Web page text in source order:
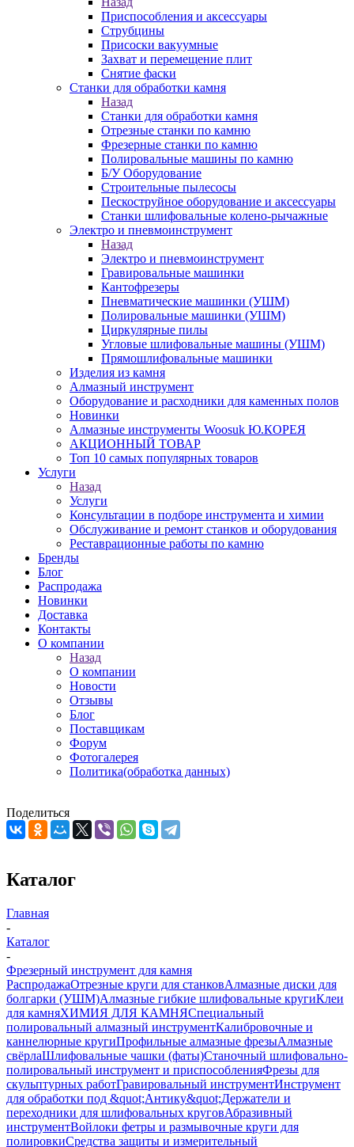
Приспособления и аксессуары
Струбцины
Присоски вакуумные
Захват и перемещение плит
Снятие фаски
Станки для обработки камня
Назад
Станки для обработки камня
Отрезные станки по камню
Фрезерные станки по камню
Полировальные машины по камню
Б/У Оборудование
Строительные пылесосы
Пескоструйное оборудование и аксессуары
Станки шлифовальные колено-рычажные
Электро и пневмоинструмент
Назад
Электро и пневмоинструмент
Гравировальные машинки
Кантофрезеры
Пневматические машинки (УШМ)
Полировальные машинки (УШМ)
Циркулярные пилы
Угловые шлифовальные машины (УШМ)
Прямошлифовальные машинки
Изделия из камня
Алмазный инструмент
Оборудование и расходники для каменных полов
Новинки
Алмазные инструменты Woosuk Ю.КОРЕЯ
АКЦИОННЫЙ ТОВАР
Топ 10 самых популярных товаров
Услуги
Назад
Услуги
Консультации в подборе инструмента и химии
Обслуживание и ремонт станков и оборудования
Реставрационные работы по камню
Бренды
Блог
Распродажа
Новинки
Доставка
Контакты
О компании
Назад
О компании
Новости
Отзывы
Блог
Поставщикам
Форум
Фотогалерея
Политика(обработка данных)
Поделиться
Каталог
Главная
-
Каталог
-
Фрезерный инструмент для камня
РаспродажаОтрезные круги для станковАлмазные диски для
болгарки (УШМ)Алмазные гибкие шлифовальные кругиКлеи
для камняХИМИЯ ДЛЯ КАМНЯСпециальный
полировальный алмазный инструментКалибровочные и
каннелюрные кругиПрофильные алмазные фрезыАлмазные
свёрлаШлифовальные чашки (фаты)Станочный шлифовально-
полировальный инструмент и приспособленияФрезы для
скульптурных работГравировальный инструментИнструмент
для обработки под &quot;Антику&quot;Держатели и
переходники для шлифовальных круговАбразивный
инструментВойлоки фетры и размывочные круги для
полировкиСредства защиты и измерительный